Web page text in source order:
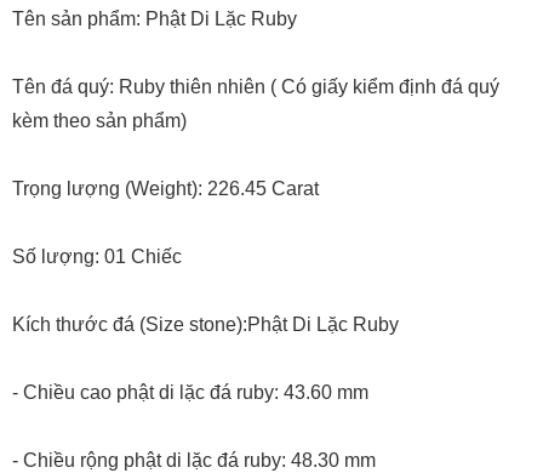
Tên sản phẩm: Phật Di Lặc Ruby
Tên đá quý: Ruby thiên nhiên ( Có giấy kiểm định đá quý
kèm theo sản phẩm)
Trọng lượng (Weight): 226.45 Carat
Số lượng: 01 Chiếc
Kích thước đá (Size stone):Phật Di Lặc Ruby
- Chiều cao phật di lặc đá ruby: 43.60 mm
- Chiều rộng phật di lặc đá ruby: 48.30 mm